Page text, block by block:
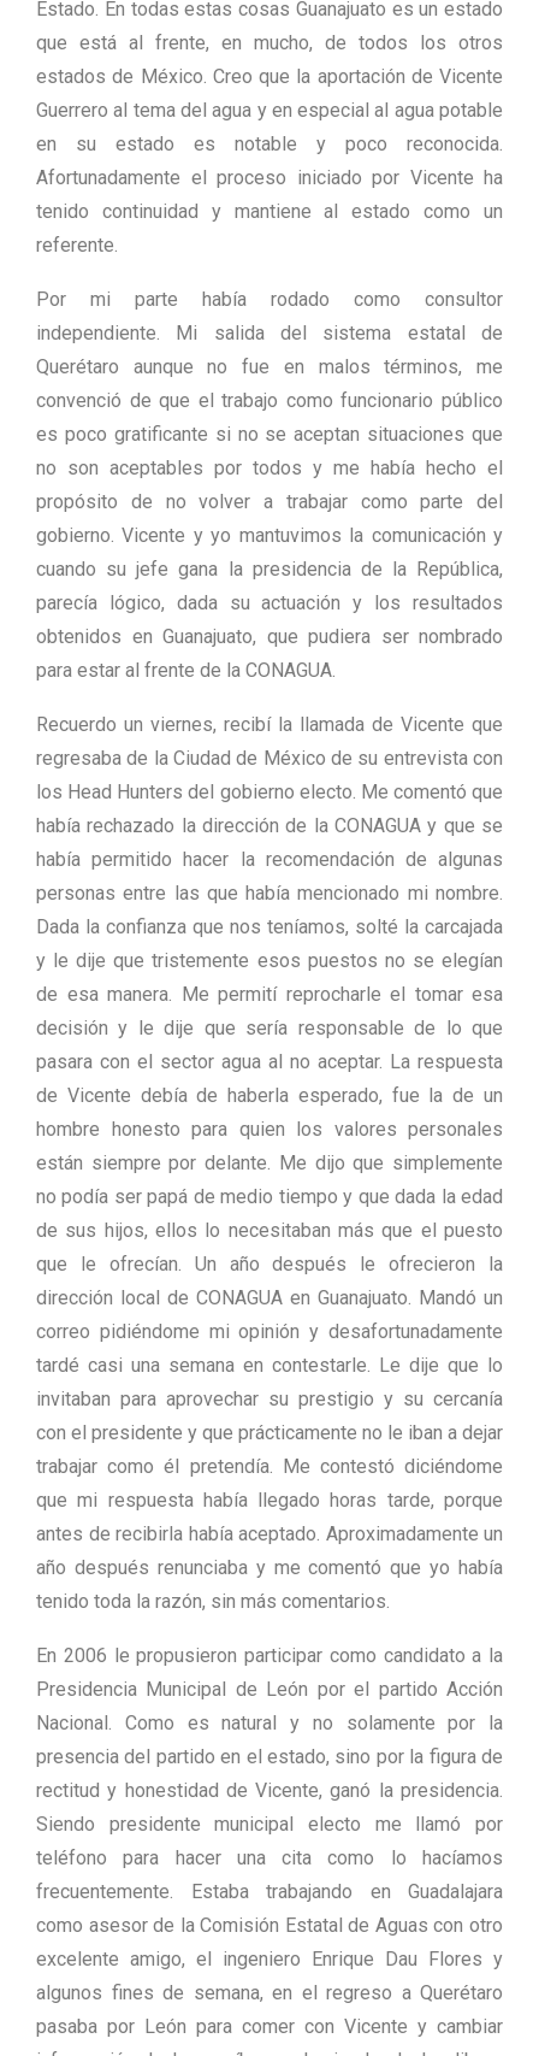
Estado. En todas estas cosas Guanajuato es un estado
que está al frente, en mucho, de todos los otros
estados de México. Creo que la aportación de Vicente
Guerrero al tema del agua y en especial al agua potable
en su estado es notable y poco reconocida.
Afortunadamente el proceso iniciado por Vicente ha
tenido continuidad y mantiene al estado como un
referente.
Por mi parte había rodado como consultor
independiente. Mi salida del sistema estatal de
Querétaro aunque no fue en malos términos, me
convenció de que el trabajo como funcionario público
es poco gratificante si no se aceptan situaciones que
no son aceptables por todos y me había hecho el
propósito de no volver a trabajar como parte del
gobierno. Vicente y yo mantuvimos la comunicación y
cuando su jefe gana la presidencia de la República,
parecía lógico, dada su actuación y los resultados
obtenidos en Guanajuato, que pudiera ser nombrado
para estar al frente de la CONAGUA.
Recuerdo un viernes, recibí la llamada de Vicente que
regresaba de la Ciudad de México de su entrevista con
los Head Hunters del gobierno electo. Me comentó que
había rechazado la dirección de la CONAGUA y que se
había permitido hacer la recomendación de algunas
personas entre las que había mencionado mi nombre.
Dada la confianza que nos teníamos, solté la carcajada
y le dije que tristemente esos puestos no se elegían
de esa manera. Me permití reprocharle el tomar esa
decisión y le dije que sería responsable de lo que
pasara con el sector agua al no aceptar. La respuesta
de Vicente debía de haberla esperado, fue la de un
hombre honesto para quien los valores personales
están siempre por delante. Me dijo que simplemente
no podía ser papá de medio tiempo y que dada la edad
de sus hijos, ellos lo necesitaban más que el puesto
que le ofrecían. Un año después le ofrecieron la
dirección local de CONAGUA en Guanajuato. Mandó un
correo pidiéndome mi opinión y desafortunadamente
tardé casi una semana en contestarle. Le dije que lo
invitaban para aprovechar su prestigio y su cercanía
con el presidente y que prácticamente no le iban a dejar
trabajar como él pretendía. Me contestó diciéndome
que mi respuesta había llegado horas tarde, porque
antes de recibirla había aceptado. Aproximadamente un
año después renunciaba y me comentó que yo había
tenido toda la razón, sin más comentarios.
En 2006 le propusieron participar como candidato a la
Presidencia Municipal de León por el partido Acción
Nacional. Como es natural y no solamente por la
presencia del partido en el estado, sino por la figura de
rectitud y honestidad de Vicente, ganó la presidencia.
Siendo presidente municipal electo me llamó por
teléfono para hacer una cita como lo hacíamos
frecuentemente. Estaba trabajando en Guadalajara
como asesor de la Comisión Estatal de Aguas con otro
excelente amigo, el ingeniero Enrique Dau Flores y
algunos fines de semana, en el regreso a Querétaro
pasaba por León para comer con Vicente y cambiar